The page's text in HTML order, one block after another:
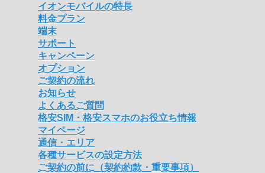
イオンモバイルの特長
料金プラン
端末
サポート
キャンペーン
オプション
ご契約の流れ
お知らせ
よくあるご質問
格安SIM・格安スマホのお役立ち情報
マイページ
通信・エリア
各種サービスの設定方法
ご契約の前に（契約約款・重要事項）